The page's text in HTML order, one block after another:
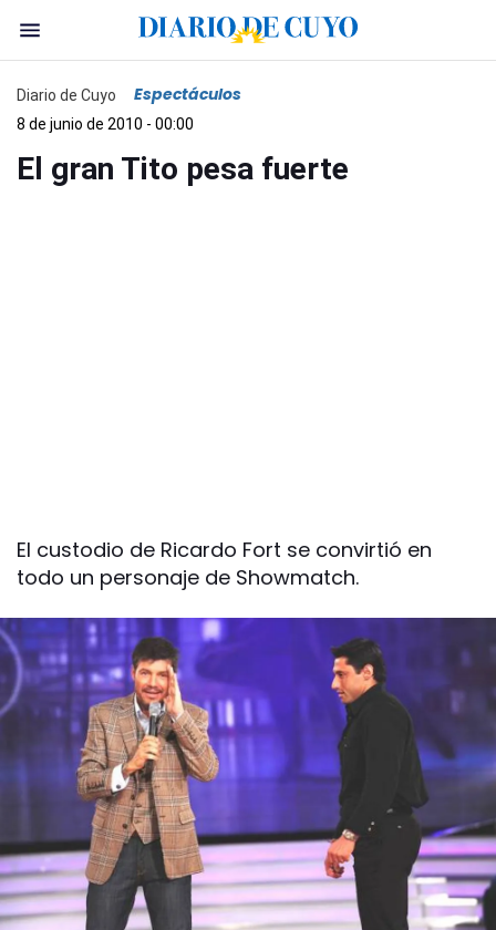
Diario de Cuyo Espectáculos
8 de junio de 2010 - 00:00
El gran Tito pesa fuerte
El custodio de Ricardo Fort se convirtió en
todo un personaje de Showmatch.